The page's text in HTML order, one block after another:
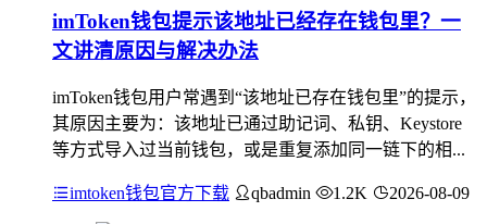
imToken钱包提示该地址已经存在钱包里？一
文讲清原因与解决办法
imToken钱包用户常遇到“该地址已存在钱包里”的提示，
其原因主要为：该地址已通过助记词、私钥、Keystore
等方式导入过当前钱包，或是重复添加同一链下的相...
imtoken钱包官方下载 qbadmin 1.2K 2026-08-09